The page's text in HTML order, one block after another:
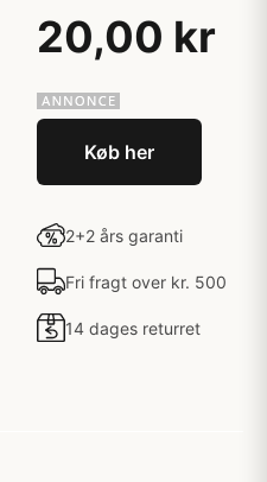
20,00 kr
Køb her
2+2 års garanti
Fri fragt over kr. 500
14 dages returret